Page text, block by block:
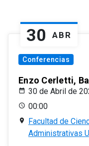
30 ABR
Conferencias
Enzo Cerletti,
30 de Abril de
00:00
Facultad de
Administrativas